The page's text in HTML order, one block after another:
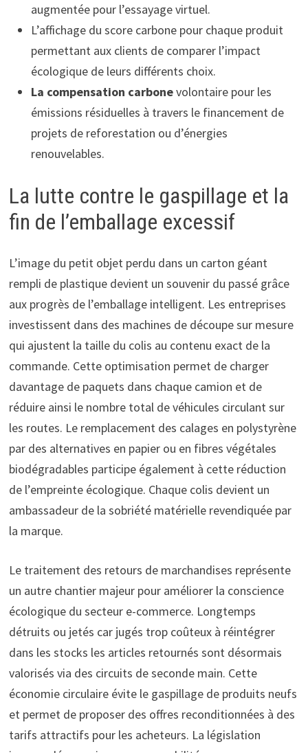
augmentée pour l’essayage virtuel.
L’affichage du score carbone pour chaque produit
permettant aux clients de comparer l’impact
écologique de leurs différents choix.
La compensation carbonevolontaire pour les
émissions résiduelles à travers le financement de
projets de reforestation ou d’énergies
renouvelables.
La lutte contre le gaspillage et la
fin de l’emballage excessif
L’image du petit objet perdu dans un carton géant
rempli de plastique devient un souvenir du passé grâce
aux progrès de l’emballage intelligent. Les entreprises
investissent dans des machines de découpe sur mesure
qui ajustent la taille du colis au contenu exact de la
commande. Cette optimisation permet de charger
davantage de paquets dans chaque camion et de
réduire ainsi le nombre total de véhicules circulant sur
les routes. Le remplacement des calages en polystyrène
par des alternatives en papier ou en fibres végétales
biodégradables participe également à cette réduction
de l’empreinte écologique. Chaque colis devient un
ambassadeur de la sobriété matérielle revendiquée par
la marque.
Le traitement des retours de marchandises représente
un autre chantier majeur pour améliorer la conscience
écologique du secteur e-commerce. Longtemps
détruits ou jetés car jugés trop coûteux à réintégrer
dans les stocks les articles retournés sont désormais
valorisés via des circuits de seconde main. Cette
économie circulaire évite le gaspillage de produits neufs
et permet de proposer des offres reconditionnées à des
tarifs attractifs pour les acheteurs. La législation